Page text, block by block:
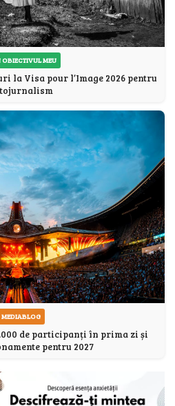
OBIECTIVUL MEU
la Visa pour l’Image 2026 pentru
MEDIABLOG
de participanți în prima zi și
pentru 2027